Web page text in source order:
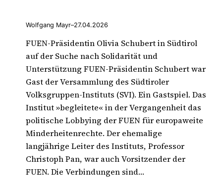
Wolfgang Mayr–27.04.2026
FUEN-Präsidentin Olivia Schubert in Südtirol
auf der Suche nach Solidarität und
Unterstützung FUEN-Präsidentin Schubert war
Gast der Versammlung des Südtiroler
Volksgruppen-Instituts (SVI). Ein Gastspiel. Das
Institut »begleitete« in der Vergangenheit das
politische Lobbying der FUEN für europaweite
Minderheitenrechte. Der ehemalige
langjährige Leiter des Instituts, Professor
Christoph Pan, war auch Vorsitzender der
FUEN. Die Verbindungen sind…